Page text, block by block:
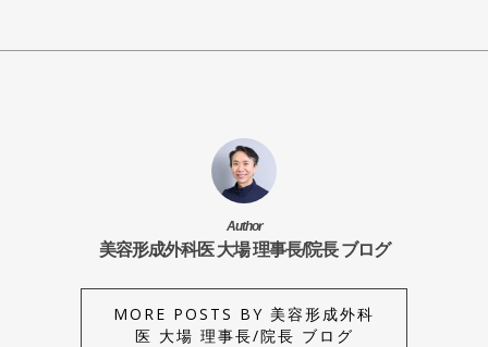
Author
美容形成外科医 大場 理事長/院長 ブログ
MORE POSTS BY 美容形成外科
医 大場 理事長/院長 ブログ